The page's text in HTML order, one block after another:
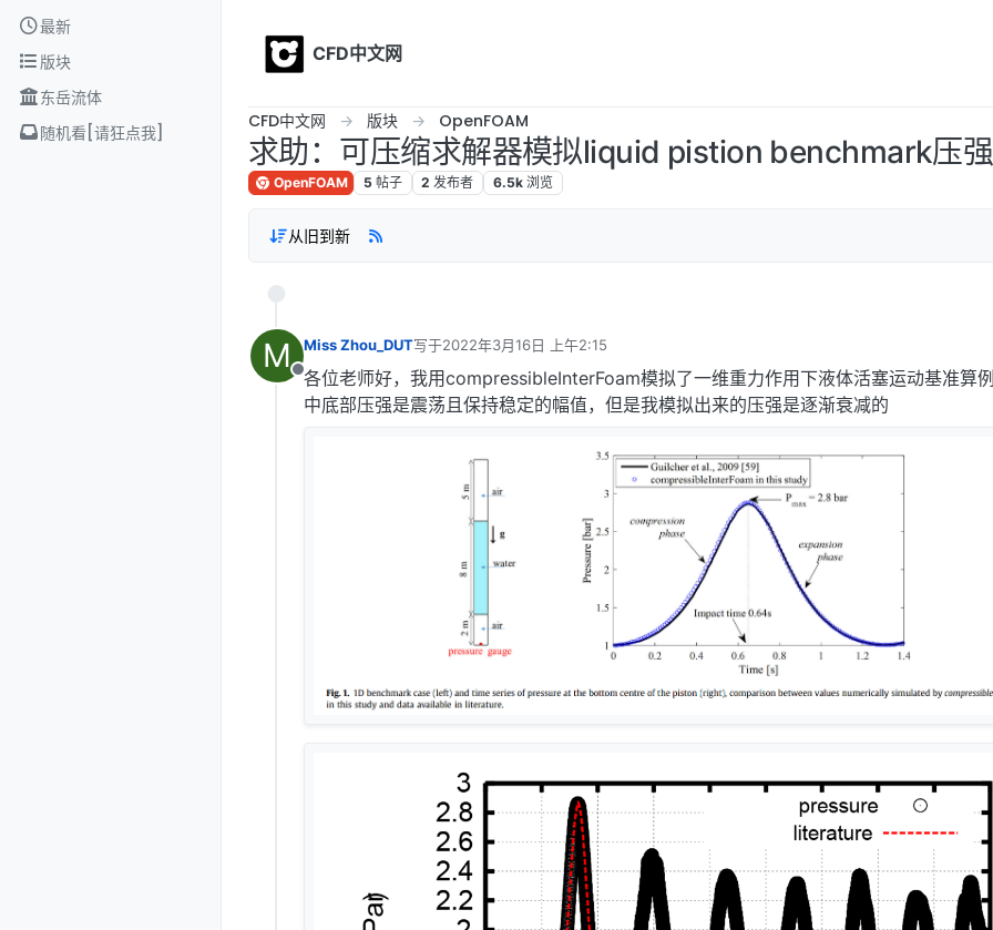
Skip to content
最新
版块
东岳流体
随机看[请狂点我]
CFD中文网
CFD中文网 版块 OpenFOAM
求助：可压缩求解器模拟liquid pistion benchmark压
OpenFOAM 5 帖子 2 发布者 6.5k 浏览
从旧到新
M
离线
Miss Zhou_DUT写于2022年3月16日 上午2:15
最后由 编辑
各位老师好，我用compressibleInterFoam模拟了一维重力作用下液体活塞运动基准算
中底部压强是震荡且保持稳定的幅值，但是我模拟出来的压强是逐渐衰减的